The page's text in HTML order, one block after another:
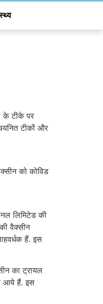
के टीके पर
टीकों और
को कोविड
लिमिटेड की
वैक्सीन
हैं. इस
का ट्रायल
आये हैं. इस